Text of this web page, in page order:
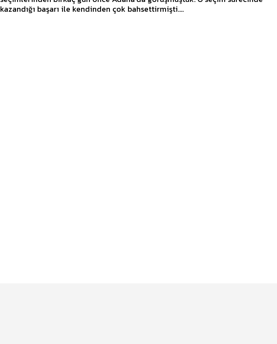
kazandığı başarı ile kendinden çok bahsettirmişti....